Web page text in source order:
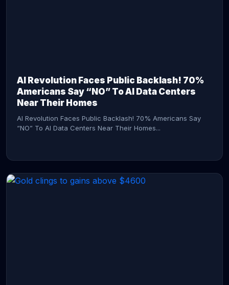
AI Revolution Faces Public Backlash! 70%
Americans Say “NO” To AI Data Centers
Near Their Homes
AI Revolution Faces Public Backlash! 70% Americans Say
“NO” To AI Data Centers Near Their Homes...